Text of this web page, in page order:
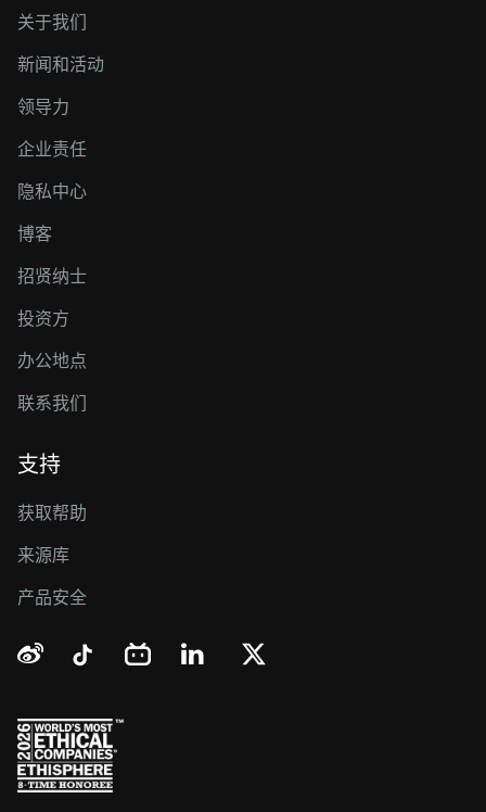
关于我们
新闻和活动
领导力
企业责任
隐私中心
博客
招贤纳士
投资方
办公地点
联系我们
支持
获取帮助
来源库
产品安全